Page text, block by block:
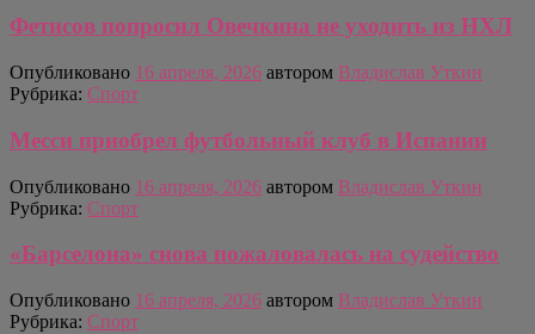
Фетисов попросил Овечкина не уходить из НХЛ
Опубликовано 16 апреля, 2026 автором Владислав Уткин
Рубрика: Спорт
Месси приобрел футбольный клуб в Испании
Опубликовано 16 апреля, 2026 автором Владислав Уткин
Рубрика: Спорт
«Барселона» снова пожаловалась на судейство
Опубликовано 16 апреля, 2026 автором Владислав Уткин
Рубрика: Спорт